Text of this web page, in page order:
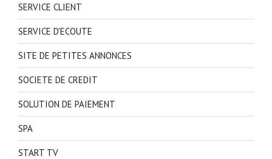
SERVICE CLIENT
SERVICE D'ECOUTE
SITE DE PETITES ANNONCES
SOCIETE DE CREDIT
SOLUTION DE PAIEMENT
SPA
START TV